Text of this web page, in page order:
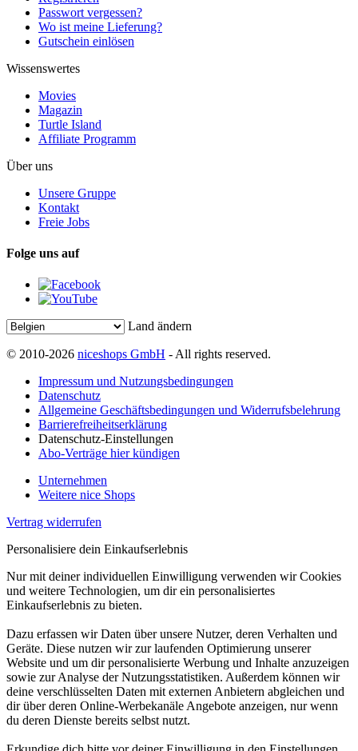
Passwort vergessen?
Wo ist meine Lieferung?
Gutschein einlösen
Wissenswertes
Movies
Magazin
Turtle Island
Affiliate Programm
Über uns
Unsere Gruppe
Kontakt
Freie Jobs
Folge uns auf
Land ändern
© 2010-2026 niceshops GmbH - All rights reserved.
Impressum und Nutzungsbedingungen
Datenschutz
Allgemeine Geschäftsbedingungen und Widerrufsbelehrung
Barrierefreiheitserklärung
Datenschutz-Einstellungen
Abo-Verträge hier kündigen
Unternehmen
Weitere nice Shops
Vertrag widerrufen
Personalisiere dein Einkaufserlebnis
Nur mit deiner individuellen Einwilligung verwenden wir Cookies
und weitere Technologien, um dir ein personalisiertes
Einkaufserlebnis zu bieten.
Dazu erfassen wir Daten über unsere Nutzer, deren Verhalten und
Geräte. Diese nutzen wir zur laufenden Optimierung unserer
Website und um dir personalisierte Werbung und Inhalte anzuzeigen
sowie zur Analyse der Nutzungsstatistiken. Außerdem können wir
deine verschlüsselten Daten mit externen Anbietern abgleichen und
dir über deren Online-Werbekanäle Angebote anzeigen, nur wenn
du deren Dienste bereits selbst nutzt.